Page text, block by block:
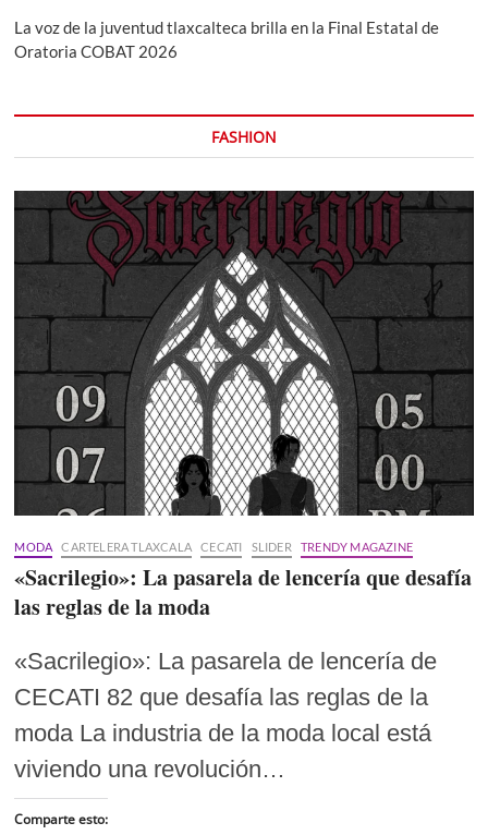
La voz de la juventud tlaxcalteca brilla en la Final Estatal de
Oratoria COBAT 2026
FASHION
MODA CARTELERA TLAXCALA CECATI SLIDER TRENDY MAGAZINE
«Sacrilegio»: La pasarela de lencería que desafía
las reglas de la moda
«Sacrilegio»: La pasarela de lencería de
CECATI 82 que desafía las reglas de la
moda La industria de la moda local está
viviendo una revolución…
Comparte esto: